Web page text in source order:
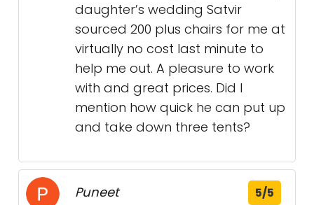
daughter’s wedding Satvir
sourced 200 plus chairs for me at
virtually no cost last minute to
help me out. A pleasure to work
with and great prices. Did I
mention how quick he can put up
and take down three tents?
Puneet 5/5